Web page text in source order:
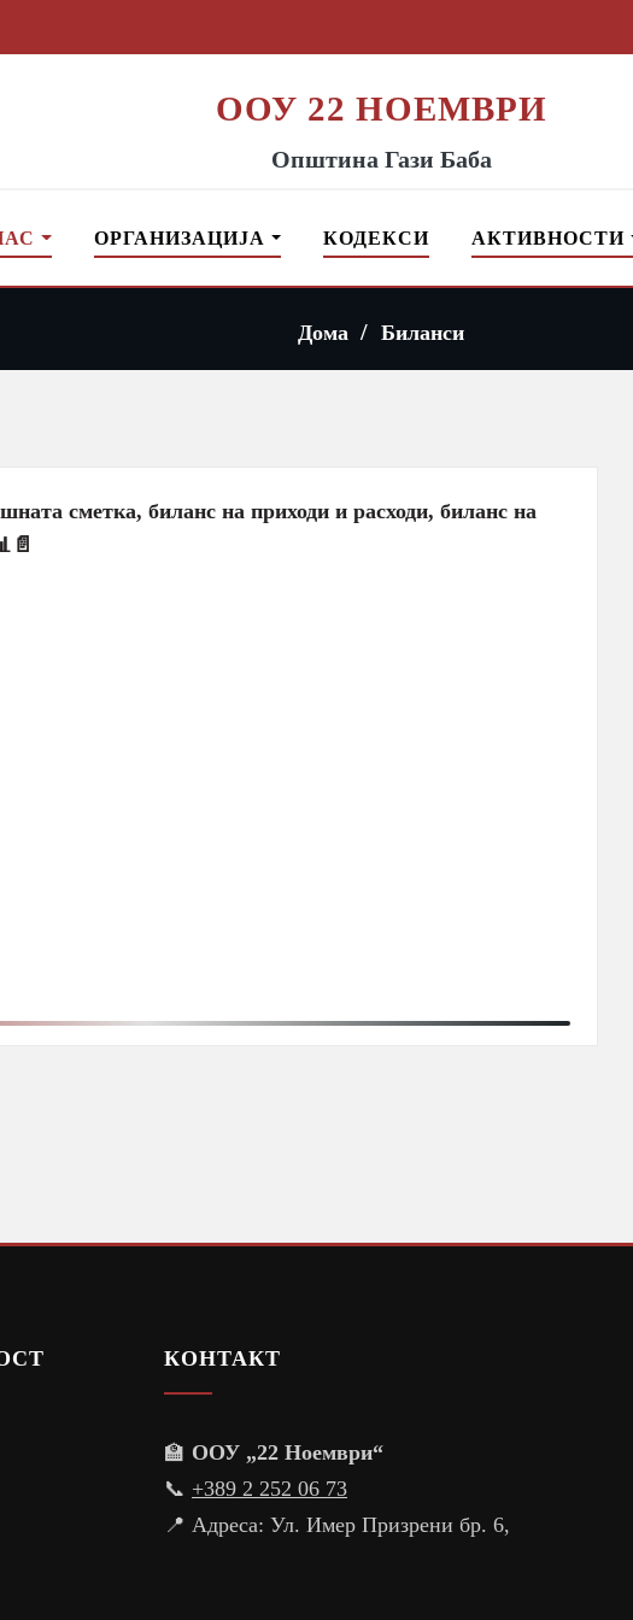
ООУ 22 НОЕМВРИ
Општина Гази Баба
ОРГАНИЗАЦИЈА КОДЕКСИ АКТИВНОСТИ
Дома Биланси
сметка, биланс на приходи и расходи, биланс на
КОНТАКТ
🏫 ООУ „22 Ноември“
📞 +389 2 252 06 73
📍 Адреса: Ул. Имер Призрени бр. 6,